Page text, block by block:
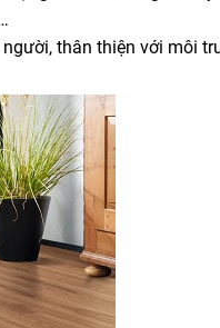
thân thiện với môi